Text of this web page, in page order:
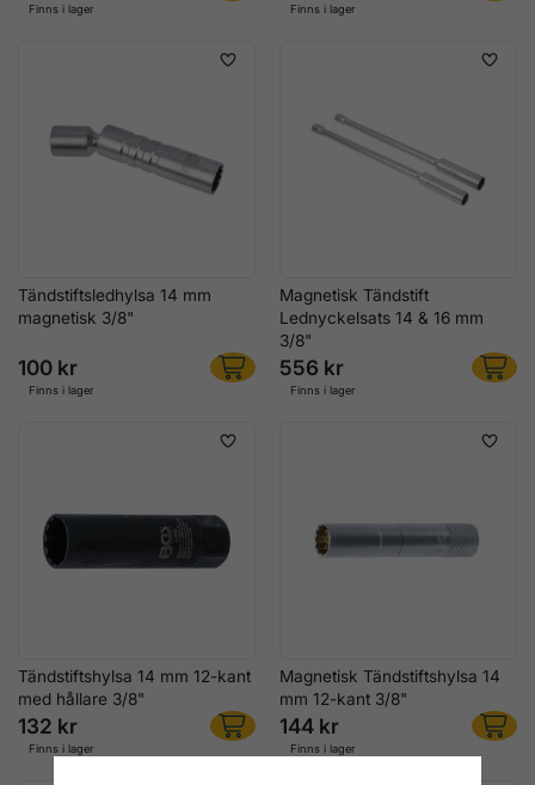
Finns i lager Finns i lager
Tändstiftsledhylsa 14 mm
magnetisk 3/8"
100 kr
Finns i lager
Magnetisk Tändstift
Lednyckelsats 14 & 16 mm
3/8"
556 kr
Finns i lager
Tändstiftshylsa 14 mm 12-kant
med hållare 3/8"
132 kr
Finns i lager
Magnetisk Tändstiftshylsa 14
mm 12-kant 3/8"
144 kr
Finns i lager